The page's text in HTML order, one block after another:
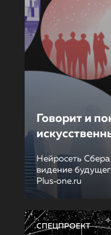
Говорит и
Нейросеть Сбера
видение
Plus‑one.ru
СПЕЦПРОЕКТ